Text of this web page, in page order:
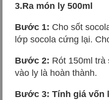
3.Ra món ly 500ml
Bước 1: Cho sốt
lớp socola cứng lại.
Bước 2: Rót 150ml
vào ly là hoàn thành.
Bước 3: Tính giá vốn